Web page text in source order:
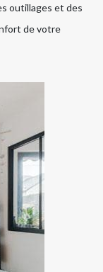
outillages et des
de votre